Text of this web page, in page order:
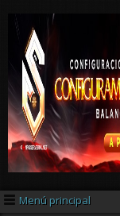
Menú principal